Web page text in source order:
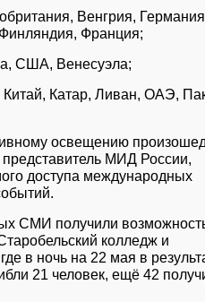
Венгрия,
Франция;
США, Венесуэла;
Катар, Ливан, ОАЭ,
освещению
МИД России,
доступа международных
СМИ получили
колледж и
в ночь на 22 мая в
21 человек, ещё 42